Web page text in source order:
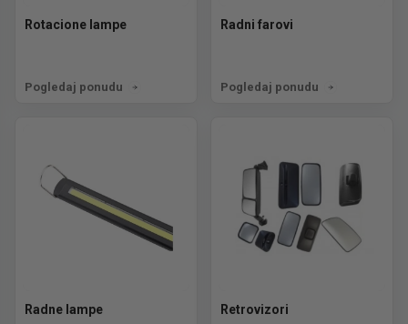
Rotacione lampe
Pogledaj ponudu
Radni farovi
Pogledaj ponudu
Radne lampe Retrovizori